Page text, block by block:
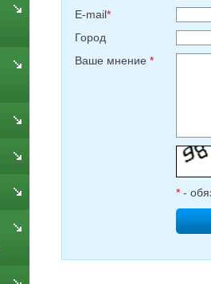
E-mail*
Город
Ваше мнение *
* -